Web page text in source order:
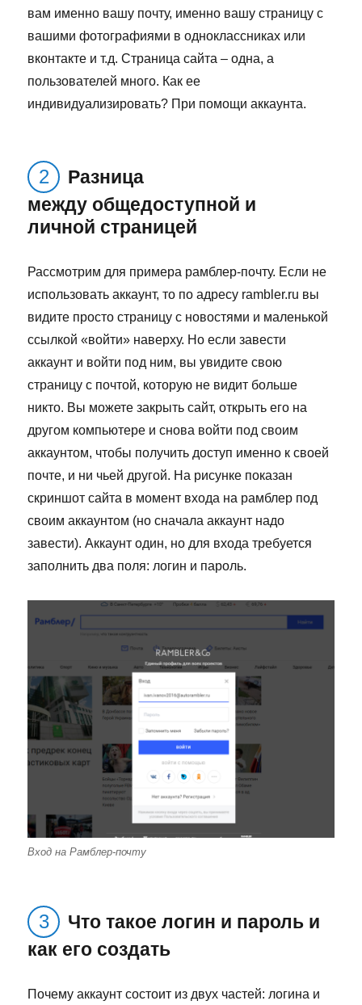
вам именно вашу почту, именно вашу страницу с
вашими фотографиями в одноклассниках или
вконтакте и т.д. Страница сайта – одна, а
пользователей много. Как ее
индивидуализировать? При помощи аккаунта.
Разница
между общедоступной и
личной страницей
Рассмотрим для примера рамблер-почту. Если не
использовать аккаунт, то по адресу rambler.ru вы
видите просто страницу с новостями и маленькой
ссылкой «войти» наверху. Но если завести
аккаунт и войти под ним, вы увидите свою
страницу с почтой, которую не видит больше
никто. Вы можете закрыть сайт, открыть его на
другом компьютере и снова войти под своим
аккаунтом, чтобы получить доступ именно к своей
почте, и ни чьей другой. На рисунке показан
скриншот сайта в момент входа на рамблер под
своим аккаунтом (но сначала аккаунт надо
завести). Аккаунт один, но для входа требуется
заполнить два поля: логин и пароль.
Вход на Рамблер-почту
Что такое логин и пароль и
как его создать
Почему аккаунт состоит из двух частей: логина и